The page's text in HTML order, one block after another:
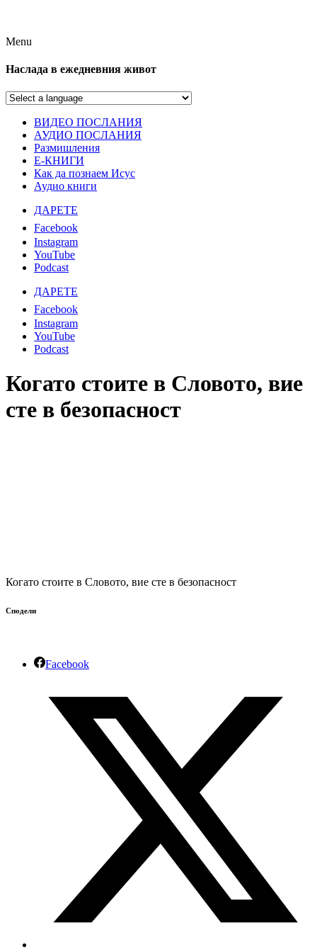
Menu
Наслада в ежедневния живот
ВИДЕО ПОСЛАНИЯ
АУДИО ПОСЛАНИЯ
Размишления
Е-КНИГИ
Как да познаем Исус
Аудио книги
ДАРЕТЕ
Facebook
Instagram
YouTube
Podcast
ДАРЕТЕ
Facebook
Instagram
YouTube
Podcast
Когато стоите в Словото, вие
сте в безопасност
Когато стоите в Словото, вие сте в безопасност
Сподели
Facebook